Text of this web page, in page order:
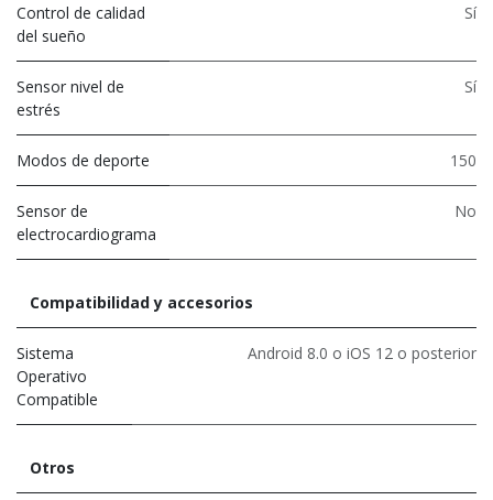
Control de calidad
del sueño
Sí
Sensor nivel de
estrés
Sí
Modos de deporte 150
Sensor de
electrocardiograma
No
Compatibilidad y accesorios
Sistema
Operativo
Compatible
Android 8.0 o iOS 12 o posterior
Otros